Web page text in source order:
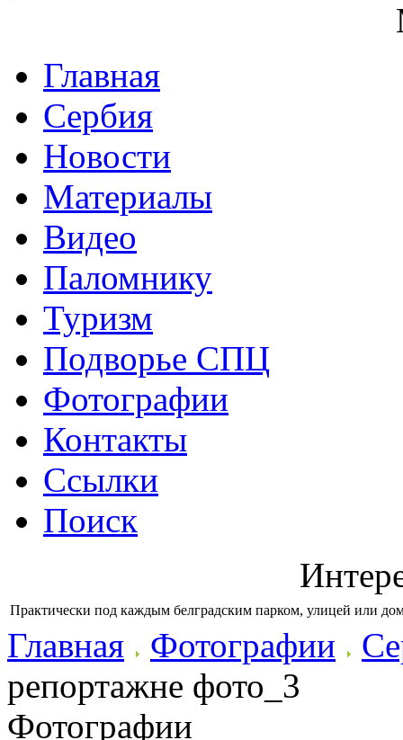
Главная
Сербия
Новости
Материалы
Видео
Паломнику
Туризм
Подворье СПЦ
Фотографии
Контакты
Ссылки
Поиск
Практически под каждым белградским парком, улицей или
Главная Фотографии
репортажне фото_3
Фотографии